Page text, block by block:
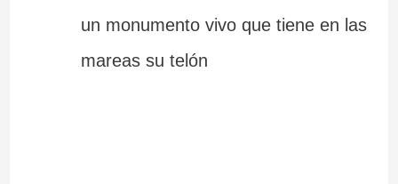
un monumento vivo que tiene en las
mareas su telón